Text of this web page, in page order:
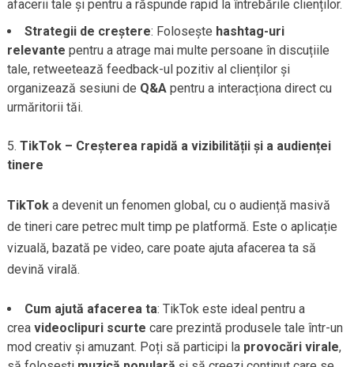
afacerii tale și pentru a răspunde rapid la întrebările clienților.
Strategii de creștere: Folosește hashtag-uri
relevante pentru a atrage mai multe persoane în discuțiile
tale, retweetează feedback-ul pozitiv al clienților și
organizează sesiuni de Q&A pentru a interacționa direct cu
urmăritorii tăi.
TikTok – Creșterea rapidă a vizibilității și a audienței
tinere
TikToka devenit un fenomen global, cu o audiență masivă
de tineri care petrec mult timp pe platformă. Este o aplicație
vizuală, bazată pe video, care poate ajuta afacerea ta să
devină virală.
Cum ajută afacerea ta: TikTok este ideal pentru a
crea videoclipuri scurte care prezintă produsele tale într-un
mod creativ și amuzant. Poți să participi la provocări virale,